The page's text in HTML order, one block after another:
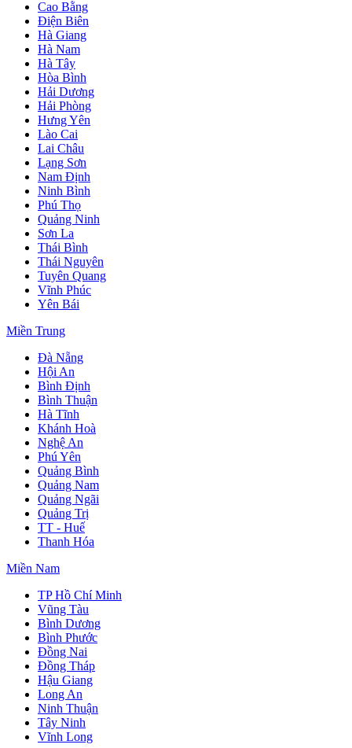
Cao Bằng
Điện Biên
Hà Giang
Hà Nam
Hà Tây
Hòa Bình
Hải Dương
Hải Phòng
Hưng Yên
Lào Cai
Lai Châu
Lạng Sơn
Nam Định
Ninh Bình
Phú Thọ
Quảng Ninh
Sơn La
Thái Bình
Thái Nguyên
Tuyên Quang
Vĩnh Phúc
Yên Bái
Miền Trung
Đà Nẵng
Hội An
Bình Định
Bình Thuận
Hà Tĩnh
Khánh Hoà
Nghệ An
Phú Yên
Quảng Bình
Quảng Nam
Quảng Ngãi
Quảng Trị
TT - Huế
Thanh Hóa
Miền Nam
TP Hồ Chí Minh
Vũng Tàu
Bình Dương
Bình Phước
Đồng Nai
Đồng Tháp
Hậu Giang
Long An
Ninh Thuận
Tây Ninh
Vĩnh Long